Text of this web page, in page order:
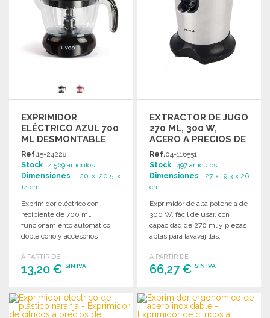
EXPRIMIDOR
ELÉCTRICO AZUL 700
ML DESMONTABLE
Ref.15-24228
Stock : 4 569 artículos
Dimensiones : 20 x 20.5 x
14 cm
Exprimidor eléctrico con
recipiente de 700 ml,
funcionamiento automático,
doble cono y accesorios
lavavajillas.
A PARTIR DE
13,20 € SIN IVA
PEDIR
Solicitar un presupuesto
EXTRACTOR DE JUGO
270 ML, 300 W,
ACERO A PRECIOS DE
MAYORISTA
Ref.04-116551
Stock : 497 artículos
Dimensiones : 27 x 19.3 x 26
cm
Exprimidor de alta potencia de
300 W, fácil de usar, con
capacidad de 270 ml y piezas
aptas para lavavajillas.
A PARTIR DE
66,27 €SIN IVA
PEDIR
Solicitar un presupuesto